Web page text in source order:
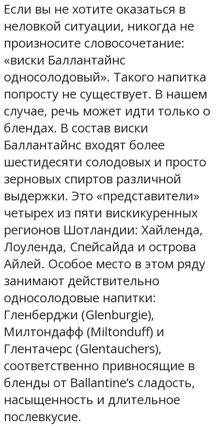
Если вы не хотите оказаться в
неловкой ситуации, никогда не
произносите словосочетание:
«виски Баллантайнс
односолодовый». Такого напитка
попросту не существует. В нашем
случае, речь может идти только о
блендах. В состав виски
Баллантайнс входят более
шестидесяти солодовых и просто
зерновых спиртов различной
выдержки. Это «представители»
четырех из пяти вискикуренных
регионов Шотландии: Хайленда,
Лоуленда, Спейсайда и острова
Айлей. Особое место в этом ряду
занимают действительно
односолодовые напитки:
Гленберджи (Glenburgie),
Милтондафф (Miltonduff) и
Глентачерс (Glentauchers),
соответственно привносящие в
бленды от Ballantine’s сладость,
насыщенность и длительное
послевкусие.